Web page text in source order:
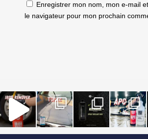
Enregistrer mon nom, mon e-mail
le navigateur pour mon prochain